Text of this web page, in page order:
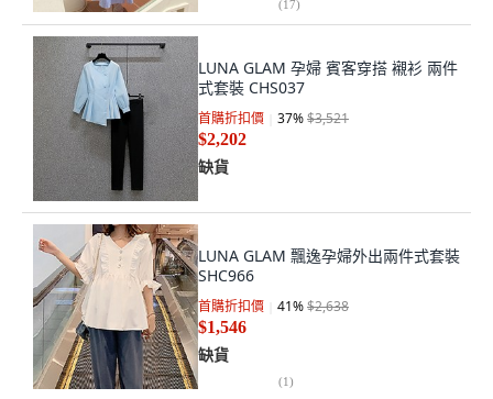
(17)
LUNA GLAM 孕婦 賓客穿搭 襯衫 兩件
式套裝 CHS037
首購折扣價 37%$3,521
$2,202
缺貨
LUNA GLAM 飄逸孕婦外出兩件式套裝
SHC966
首購折扣價 41%$2,638
$1,546
缺貨
(1)